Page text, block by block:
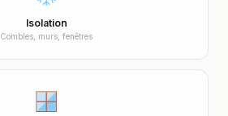
Isolation
Combles, murs, fenêtres